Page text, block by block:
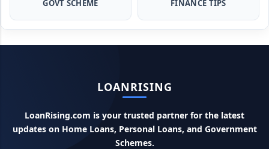
Flipkart Loan Apply Online: इस प्रकार बिना किसी झंझट से
जरुरत
सकते है 20 लाख तक का लोन, अभी ऐसे करे अप्लाई
PM KCC Loan: इस प्रकार बनवा सकते है PM किसान क्रेडिट कार्ड, घर
बैठे मिलता है सबसे सस्ता 5 लाख तक का लोन
GOVT SCHEME FINANCE TIPS
LOANRISING
LoanRising.com is your trusted partner for the latest
updates on Home Loans, Personal Loans, and Government
Schemes.